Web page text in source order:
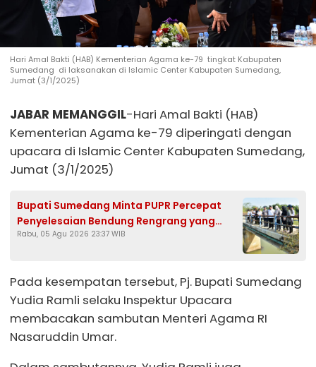
Hari Amal Bakti (HAB) Kementerian Agama ke-79 tingkat Kabupaten
Sumedang di laksanakan di Islamic Center Kabupaten Sumedang,
Jumat (3/1/2025)
JABAR MEMANGGIL-Hari Amal Bakti (HAB)
Kementerian Agama ke-79 diperingati dengan
upacara di Islamic Center Kabupaten Sumedang,
Jumat (3/1/2025)
Bupati Sumedang Minta PUPR Percepat
Penyelesaian Bendung Rengrang yang
Belum Berfungsi Optimal
Rabu, 05 Agu 2026 23:37 WIB
Pada kesempatan tersebut, Pj. Bupati Sumedang
Yudia Ramli selaku Inspektur Upacara
membacakan sambutan Menteri Agama RI
Nasaruddin Umar.